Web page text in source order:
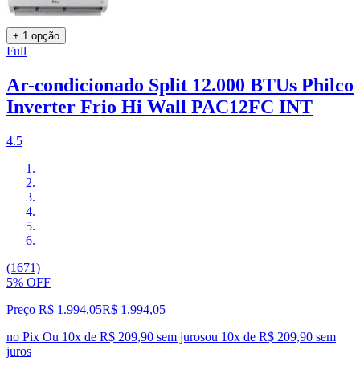
+ 1 opção
Full
Ar-condicionado Split 12.000 BTUs Philco
Inverter Frio Hi Wall PAC12FC INT
4.5
(1671)
5% OFF
Preço R$ 1.994,05R$ 1.994,05
no Pix Ou 10x de R$ 209,90 sem jurosou 10x de R$ 209,90 sem
juros